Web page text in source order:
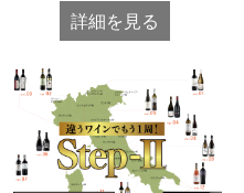
詳細を見る